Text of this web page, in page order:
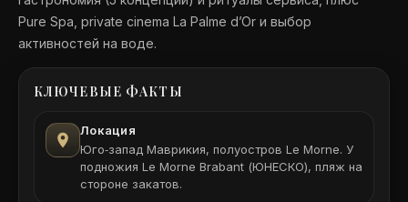
Pure Spa, private cinema La Palme d’Or и выбор
активностей на воде.
КЛЮЧЕВЫЕ ФАКТЫ
Локация
Юго‑запад Маврикия, полуостров Le Morne. У
подножия Le Morne Brabant (ЮНЕСКО), пляж на
стороне закатов.